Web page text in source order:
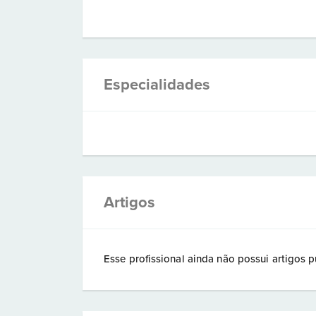
Especialidades
Artigos
Esse profissional ainda não possui artigos